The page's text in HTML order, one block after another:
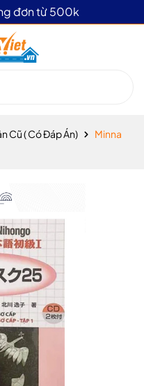
tốc 4 tiếng
Cũ ( Có Đáp Án)
Minna